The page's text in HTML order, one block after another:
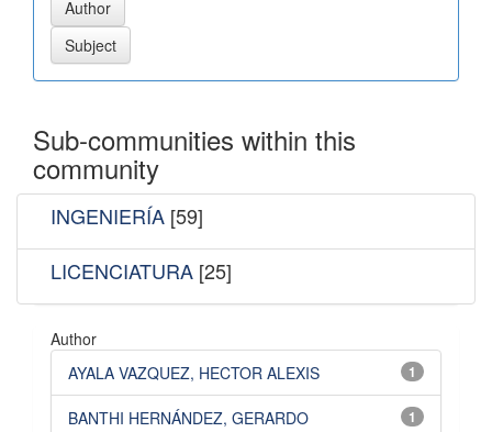
Sub-communities within this
community
INGENIERÍA [59]
LICENCIATURA [25]
Author
1
AYALA VAZQUEZ, HECTOR ALEXIS
1
BANTHI HERNÁNDEZ, GERARDO